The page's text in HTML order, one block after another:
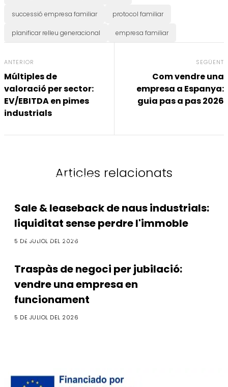
successió empresa familiar protocol familiar
planificar relleu generacional empresa familiar
ANTERIOR
Múltiples de
valoració per sector:
EV/EBITDA en pimes
industrials
SEGÜENT
Com vendre una
empresa a Espanya:
guia pas a pas 2026
Articles relacionats
M&A i Compravenda
Sale & leaseback de naus industrials:
liquiditat sense perdre l'immoble
5 DE JULIOL DEL 2026
M&A i Compravenda
Traspàs de negoci per jubilació:
vendre una empresa en
funcionament
5 DE JULIOL DEL 2026